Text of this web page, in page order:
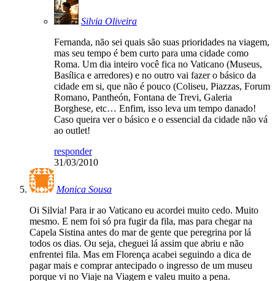
Silvia Oliveira
Fernanda, não sei quais são suas prioridades na viagem,
mas seu tempo é bem curto para uma cidade como
Roma. Um dia inteiro você fica no Vaticano (Museus,
Basílica e arredores) e no outro vai fazer o básico da
cidade em si, que não é pouco (Coliseu, Piazzas, Forum
Romano, Pantheón, Fontana de Trevi, Galeria
Borghese, etc… Enfim, isso leva um tempo danado!
Caso queira ver o básico e o essencial da cidade não vá
ao outlet!
responder
31/03/2010
Monica Sousa
Oi Silvia! Para ir ao Vaticano eu acordei muito cedo. Muito
mesmo. E nem foi só pra fugir da fila, mas para chegar na
Capela Sistina antes do mar de gente que peregrina por lá
todos os dias. Ou seja, cheguei lá assim que abriu e não
enfrentei fila. Mas em Florença acabei seguindo a dica de
pagar mais e comprar antecipado o ingresso de um museu
porque vi no Viaje na Viagem e valeu muito a pena.